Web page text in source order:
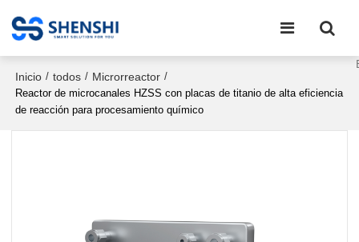
Inicio / todos / Microrreactor /
Reactor de microcanales HZSS con placas de titanio de alta eficiencia
de reacción para procesamiento químico